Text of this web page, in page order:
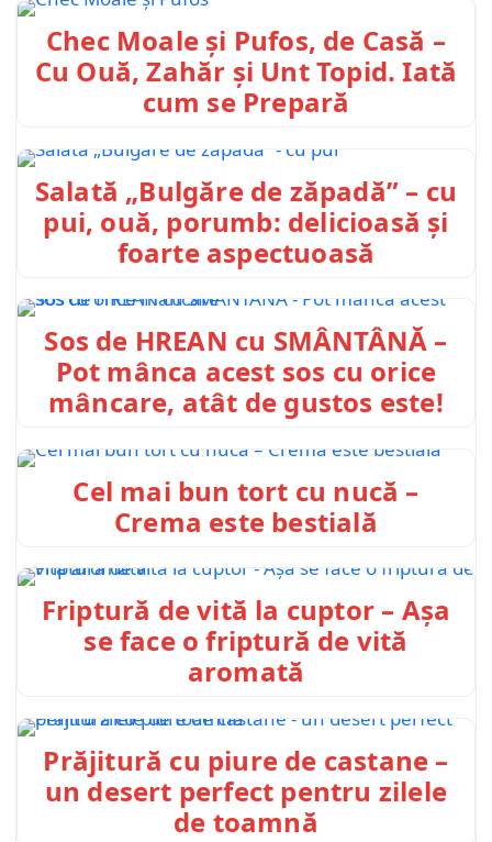
Chec Moale și Pufos, de Casă –
Cu Ouă, Zahăr și Unt Topid. Iată
cum se Prepară
Salată „Bulgăre de zăpadă” – cu
pui, ouă, porumb: delicioasă și
foarte aspectuoasă
Sos de HREAN cu SMÂNTÂNĂ –
Pot mânca acest sos cu orice
mâncare, atât de gustos este!
Cel mai bun tort cu nucă –
Crema este bestială
Friptură de vită la cuptor – Așa
se face o friptură de vită
aromată
Prăjitură cu piure de castane –
un desert perfect pentru zilele
de toamnă